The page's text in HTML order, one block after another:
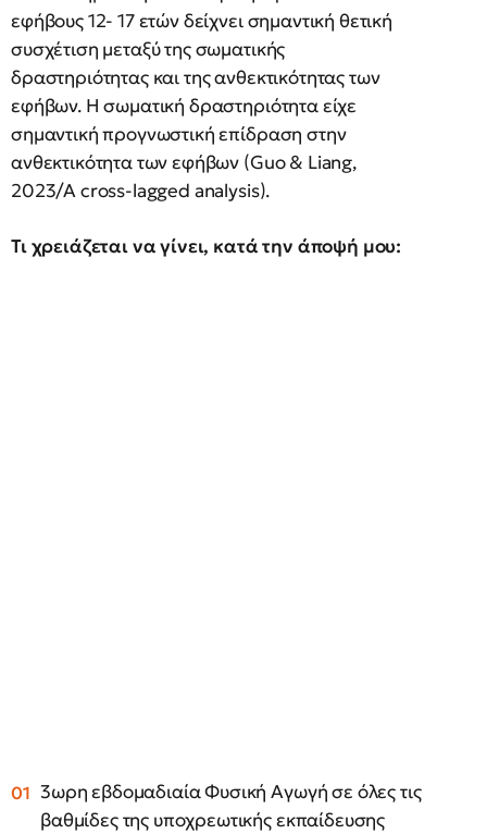
εφήβους 12- 17 ετών δείχνει σημαντική θετική
συσχέτιση μεταξύ της σωματικής
δραστηριότητας και της ανθεκτικότητας των
εφήβων. Η σωματική δραστηριότητα είχε
σημαντική προγνωστική επίδραση στην
ανθεκτικότητα των εφήβων (Guo & Liang,
2023/A cross-lagged analysis).
Τι χρειάζεται να γίνει, κατά την άποψή μου:
3ωρη εβδομαδιαία Φυσική Αγωγή σε όλες τις
βαθμίδες της υποχρεωτικής εκπαίδευσης